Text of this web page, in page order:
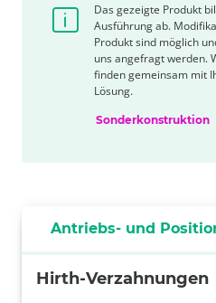
Das gezeigte Produkt
Ausführung ab.
Produkt sind möglich
uns angefragt werden.
finden gemeinsam mit
Lösung.
Sonderkonstruktion
Antriebs- und
Hirth-Verzahnungen